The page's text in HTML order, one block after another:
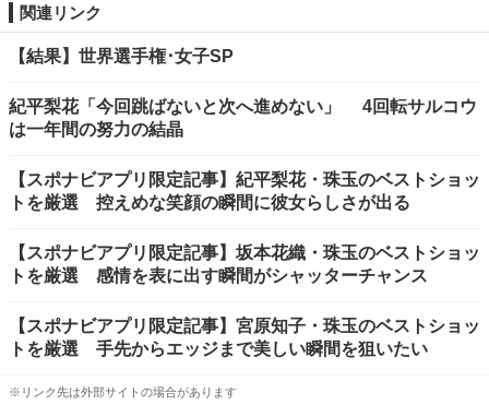
関連リンク
【結果】世界選手権･女子SP
紀平梨花「今回跳ばないと次へ進めない」 4回転サルコウ
は一年間の努力の結晶
【スポナビアプリ限定記事】紀平梨花・珠玉のベストショッ
トを厳選 控えめな笑顔の瞬間に彼女らしさが出る
【スポナビアプリ限定記事】坂本花織・珠玉のベストショッ
トを厳選 感情を表に出す瞬間がシャッターチャンス
【スポナビアプリ限定記事】宮原知子・珠玉のベストショッ
トを厳選 手先からエッジまで美しい瞬間を狙いたい
※リンク先は外部サイトの場合があります